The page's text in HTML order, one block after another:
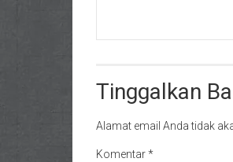
Tinggalkan
Alamat email Anda tidak
Komentar*